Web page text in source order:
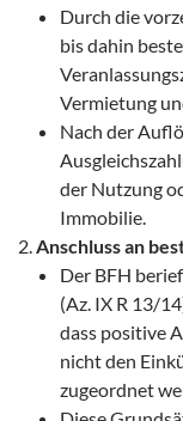
Durch die
bis dahin
Vermietung
Nach der
der Nutzung
Immobilie.
Anschluss an
Der BFH
(Az. IX R 13/
dass positive
nicht den
zugeordnet